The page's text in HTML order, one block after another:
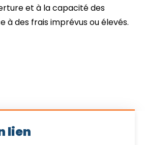
et à la capacité des
à des frais imprévus ou élevés.
lien